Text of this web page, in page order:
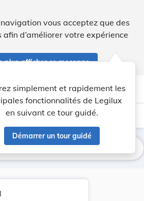
vous acceptez que des
d’améliorer votre expérience
plus afficher ce message
account_circle help Aide
simplement et rapidement les
fonctionnalités de Legilux
en suivant ce tour guidé.
Démarrer un tour guidé
light_mode dark_mode